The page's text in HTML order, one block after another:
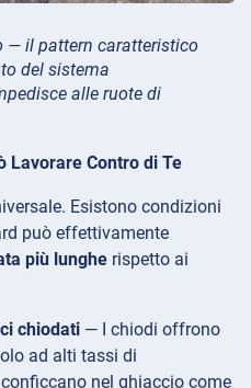
— il pattern caratteristico
del sistema
alle ruote di
Lavorare Contro di Te
Esistono condizioni
può effettivamente
più lunghe rispetto ai
chiodati — I chiodi offrono
ad alti tassi di
nel ghiaccio come